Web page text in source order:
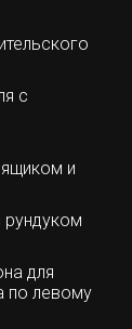
с
и
рундуком
для
по левому